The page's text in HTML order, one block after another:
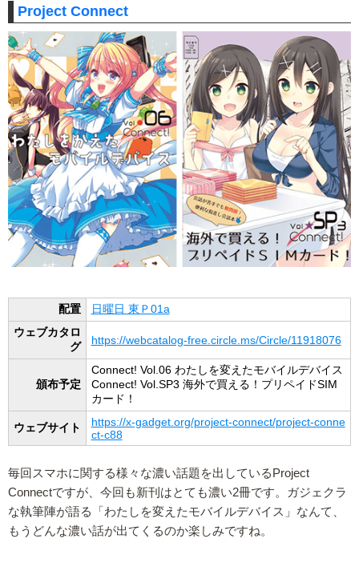
Project Connect
配置
日曜日 東Ｐ01a
ウェブカタロ
グ
https://webcatalog-free.circle.ms/Circle/11918076
頒布予定
Connect! Vol.06 わたしを変えたモバイルデバイス
Connect! Vol.SP3 海外で買える！プリペイドSIM
カード！
ウェブサイト
https://x-gadget.org/project-connect/project-conne
ct-c88
毎回スマホに関する様々な濃い話題を出しているProject
Connectですが、今回も新刊はとても濃い2冊です。ガジェクラ
な執筆陣が語る「わたしを変えたモバイルデバイス」なんて、
もうどんな濃い話が出てくるのか楽しみですね。